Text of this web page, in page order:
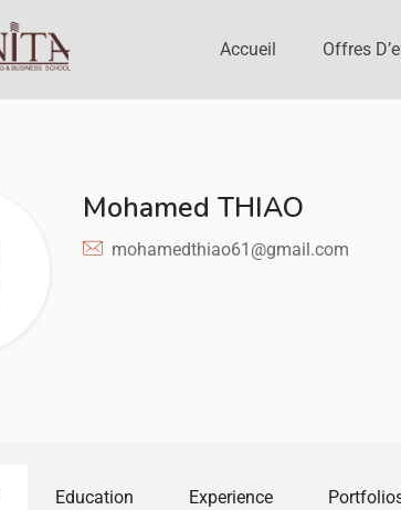
Accueil Offres
Mohamed THIAO
mohamedthiao61@gmail.com
Education Experience